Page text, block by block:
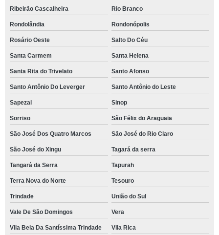
Ribeirão Cascalheira Rio Branco
Rondolândia Rondonópolis
Rosário Oeste Salto Do Céu
Santa Carmem Santa Helena
Santa Rita do Trivelato Santo Afonso
Santo Antônio Do Leverger Santo Antônio do Leste
Sapezal Sinop
Sorriso São Félix do Araguaia
São José Dos Quatro Marcos São José do Rio Claro
São José do Xingu Tagará da serra
Tangará da Serra Tapurah
Terra Nova do Norte Tesouro
Trindade União do Sul
Vale De São Domingos Vera
Vila Bela Da Santíssima Trindade Vila Rica